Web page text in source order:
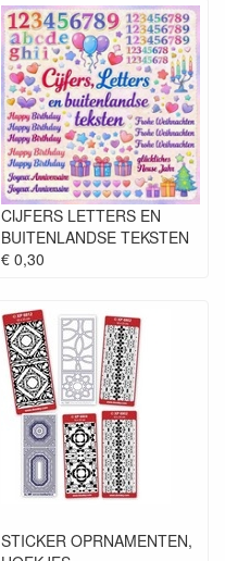
CIJFERS LETTERS EN
BUITENLANDSE TEKSTEN
€ 0,30
STICKER OPRNAMENTEN,